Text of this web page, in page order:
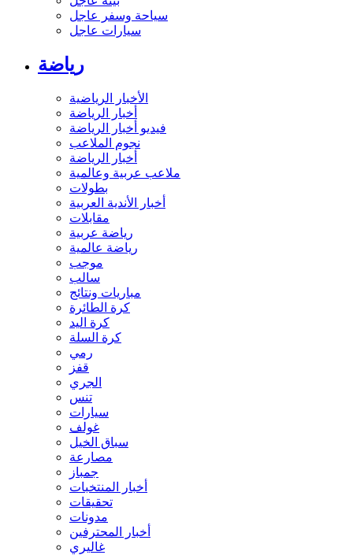
سياحة وسفر عاجل
سيارات عاجل
رياضة
الأخبار الرياضية
أخبار الرياضة
فيديو أخبار الرياضة
نجوم الملاعب
أخبار الرياضة
ملاعب عربية وعالمية
بطولات
أخبار الأندية العربية
مقابلات
رياضة عربية
رياضة عالمية
موجب
سالب
مباريات ونتائج
كرة الطائرة
كرة اليد
كرة السلة
رمي
قفز
الجري
تنس
سيارات
غولف
سباق الخيل
مصارعة
جمباز
أخبار المنتخبات
تحقيقات
مدونات
أخبار المحترفين
غاليري